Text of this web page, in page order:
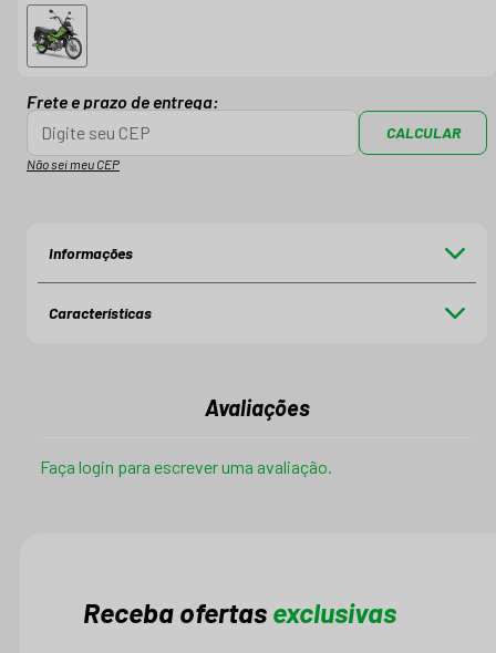
Frete e prazo de entrega:
CALCULAR
Não sei meu CEP
Informações
Características
Avaliações
Faça login para escrever uma avaliação.
Receba ofertas exclusivas